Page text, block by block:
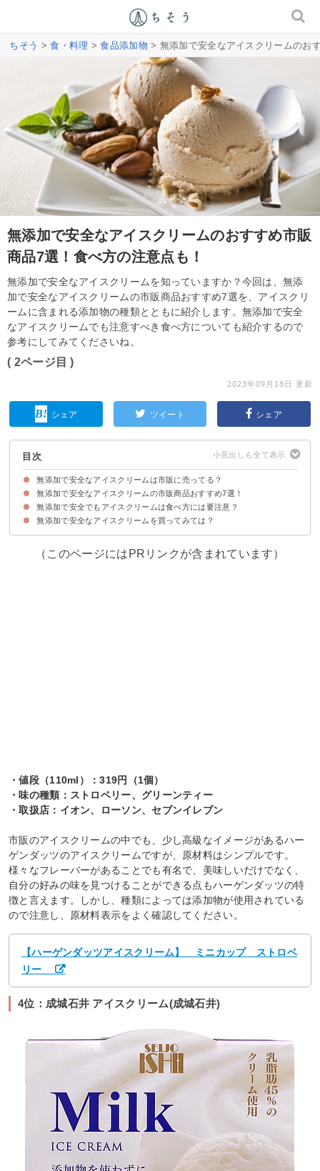
ちそう >食・料理 >食品添加物 > 無添加で安全なアイスクリームのお
無添加で安全なアイスクリームのおすすめ市販
商品7選！食べ方の注意点も！
無添加で安全なアイスクリームを知っていますか？今回は、無添
加で安全なアイスクリームの市販商品おすすめ7選を、アイスクリ
ームに含まれる添加物の種類とともに紹介します。無添加で安全
なアイスクリームでも注意すべき食べ方についても紹介するので
参考にしてみてくださいね。
( 2ページ目 )
2023年09月18日 更新
シェア ツイート シェア
目次
無添加で安全なアイスクリームは市販に売ってる？
まずはアイスクリームの種類を知ろう
アイスクリームに含まれる添加物の種類
無添加で安全なアイスクリームの市販商品おすすめ7選！
7位：MOW 3three（森永乳業）
6位：無添加 ミルクカップ(シャトレーゼ)
5位：ハーゲンダッツ(ハーゲンダッツ ジャパン)
4位：成城石井 アイスクリーム(成城石井)
3位：井村屋あずきバー(井村屋)
2位：八ヶ岳契約牧場しぼりたて牛乳バー(シャトレーゼ)
1位：無添加ミルクバー(シャトレーゼ)
無添加で安全でもアイスクリームは食べ方には要注意？
①食べ過ぎない
②夜中に食べない
③食べた後は歯をしっかり磨く
無添加で安全なアイスクリームを買ってみては？
（このページにはPRリンクが含まれています）
・値段（110ml）：319円（1個）
・味の種類：ストロベリー、グリーンティー
・取扱店：イオン、ローソン、セブンイレブン
市販のアイスクリームの中でも、少し高級なイメージがあるハー
ゲンダッツのアイスクリームですが、原材料はシンプルです。
様々なフレーバーがあることでも有名で、美味しいだけでなく、
自分の好みの味を見つけることができる点もハーゲンダッツの特
徴と言えます。しかし、種類によっては添加物が使用されている
ので注意し、原材料表示をよく確認してください。
【ハーゲンダッツアイスクリーム】 ミニカップ ストロベ
リー
4位：成城石井 アイスクリーム(成城石井)